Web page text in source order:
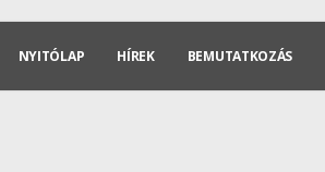
NYITÓLAP HÍREK BEMUTATKOZÁS